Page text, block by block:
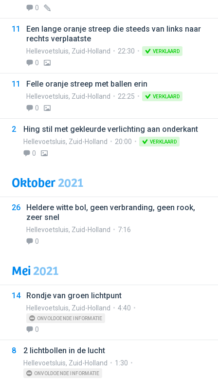
0
11
Een lange oranje streep die steeds van links naar
rechts verplaatste
Hellevoetsluis, Zuid-Holland 22:30 VERKLAARD
0
11 Felle oranje streep met ballen erin
Hellevoetsluis, Zuid-Holland 22:25 VERKLAARD
0
2 Hing stil met gekleurde verlichting aan onderkant
Hellevoetsluis, Zuid-Holland 20:00 VERKLAARD
0
Oktober2021
26
Heldere witte bol, geen verbranding, geen rook,
zeer snel
Hellevoetsluis, Zuid-Holland
7:16
0
Mei2021
14 Rondje van groen lichtpunt
Hellevoetsluis, Zuid-Holland 4:40
ONVOLDOENDE INFORMATIE
0
8 2 lichtbollen in de lucht
Hellevoetsluis, Zuid-Holland 1:30
ONVOLDOENDE INFORMATIE